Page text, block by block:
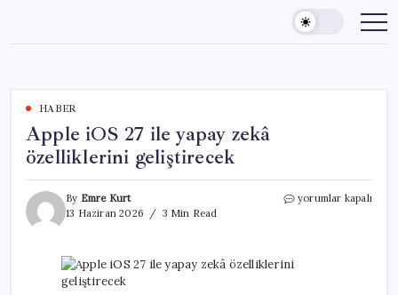
content
HABER
Apple iOS 27 ile yapay zekâ
özelliklerini geliştirecek
By Emre Kurt
13 Haziran 2026
3 Min Read
Apple
yorumlar kapalı